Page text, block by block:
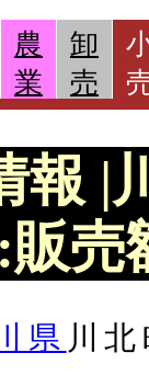
農
業
卸
売
報 |
売
県 川